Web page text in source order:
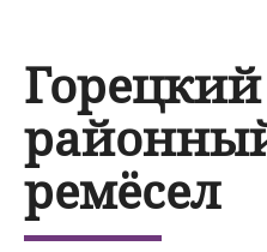
Горецкий
ремёсел